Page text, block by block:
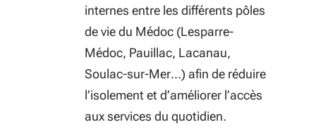
internes entre les différents pôles
de vie du Médoc (Lesparre-
Médoc, Pauillac, Lacanau,
Soulac-sur-Mer…) afin de réduire
l’isolement et d’améliorer l’accès
aux services du quotidien.